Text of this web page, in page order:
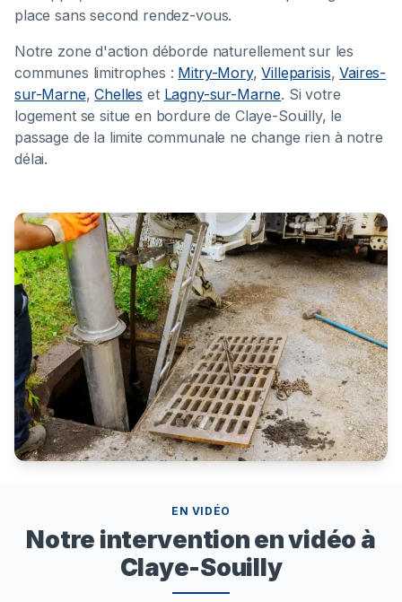
place sans second rendez-vous.
Notre zone d'action déborde naturellement sur les
communes limitrophes : Mitry-Mory,Villeparisis,Vaires-
sur-Marne,Chelles et Lagny-sur-Marne. Si votre
logement se situe en bordure de Claye-Souilly, le
passage de la limite communale ne change rien à notre
délai.
EN VIDÉO
Notre intervention en vidéo à
Claye-Souilly